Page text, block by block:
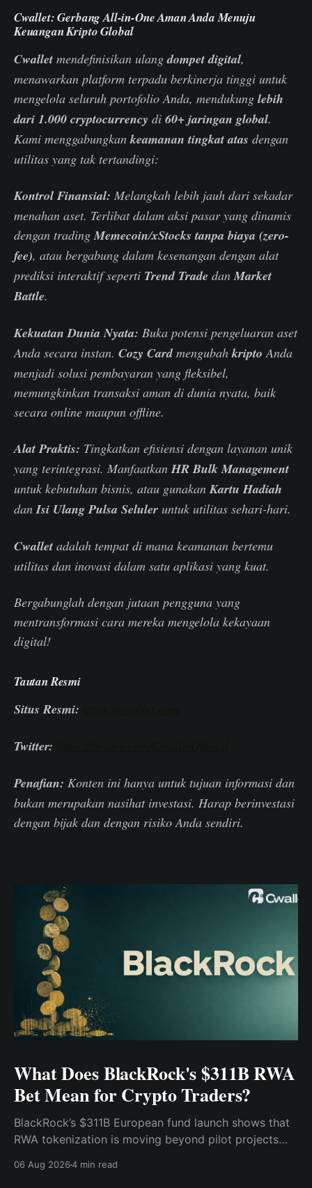
Cwallet: Gerbang All-in-One Aman Anda Menuju
Keuangan Kripto Global
Cwallet mendefinisikan ulangdompet digital,
menawarkan platform terpadu berkinerja tinggi untuk
mengelola seluruh portofolio Anda, mendukung lebih
dari 1.000 cryptocurrency di 60+ jaringan global.
Kami menggabungkankeamanan tingkat atas dengan
utilitas yang tak tertandingi:
Kontrol Finansial: Melangkah lebih jauh dari sekadar
menahan aset. Terlibat dalam aksi pasar yang dinamis
dengan tradingMemecoin/xStocks tanpa biaya (zero-
fee), atau bergabung dalam kesenangan dengan alat
prediksi interaktif seperti Trend Trade danMarket
Battle.
Kekuatan Dunia Nyata: Buka potensi pengeluaran aset
Anda secara instan. Cozy Cardmengubahkripto Anda
menjadi solusi pembayaran yang fleksibel,
memungkinkan transaksi aman di dunia nyata, baik
secara online maupun offline.
Alat Praktis: Tingkatkan efisiensi dengan layanan unik
yang terintegrasi. ManfaatkanHR Bulk Management
untuk kebutuhan bisnis, atau gunakanKartu Hadiah
danIsi Ulang Pulsa Seluler untuk utilitas sehari-hari.
Cwallet adalah tempat di mana keamanan bertemu
utilitas dan inovasi dalam satu aplikasi yang kuat.
Bergabunglah dengan jutaan pengguna yang
mentransformasi cara mereka mengelola kekayaan
digital!
Tautan Resmi
Situs Resmi:
Twitter:
Penafian: Konten ini hanya untuk tujuan informasi dan
bukan merupakan nasihat investasi. Harap berinvestasi
dengan bijak dan dengan risiko Anda sendiri.
What Does BlackRock's $311B RWA
Bet Mean for Crypto Traders?
BlackRock’s $311B European fund launch shows that
RWA tokenization is moving beyond pilot projects
what it means for crypto traders.
06 Aug 20264 min read